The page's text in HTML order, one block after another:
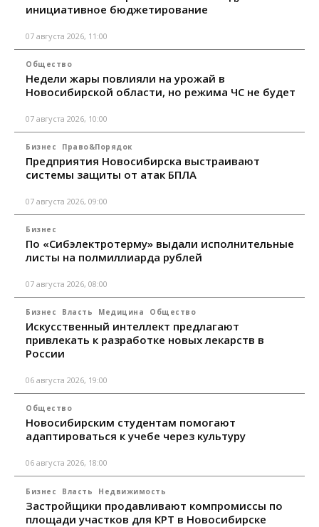
инициативное бюджетирование
07 августа 2026, 11:00
Общество
Недели жары повлияли на урожай в
Новосибирской области, но режима ЧС не будет
07 августа 2026, 10:00
Бизнес Право&Порядок
Предприятия Новосибирска выстраивают
системы защиты от атак БПЛА
07 августа 2026, 09:00
Бизнес
По «Сибэлектротерму» выдали исполнительные
листы на полмиллиарда рублей
07 августа 2026, 08:00
Бизнес Власть Медицина Общество
Искусственный интеллект предлагают
привлекать к разработке новых лекарств в
России
06 августа 2026, 19:00
Общество
Новосибирским студентам помогают
адаптироваться к учебе через культуру
06 августа 2026, 18:00
Бизнес Власть Недвижимость
Застройщики продавливают компромиссы по
площади участков для КРТ в Новосибирске